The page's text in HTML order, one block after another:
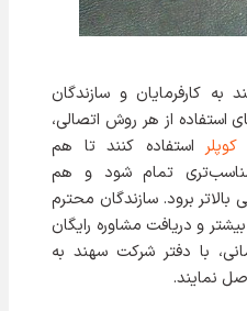
کارفرمایان و سازندگان
از هر روش اتصالی،
استفاده کنند تا هم
تمام شود و هم
برود. سازندگان محترم
و دریافت مشاوره رایگان
با دفتر شرکت سهند به